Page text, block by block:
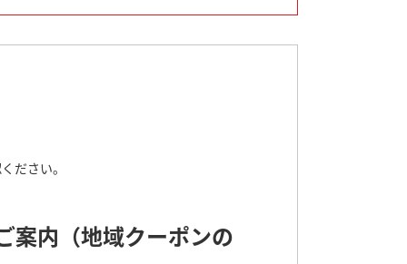
ださい。
案内（地域クーポンの